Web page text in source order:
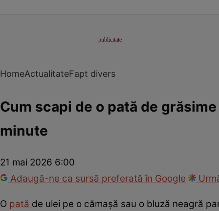
HomeActualitateFapt divers
Cum scapi de o pată de
minute
21 mai 2026 6:00
Adaugă-ne ca sursă preferată în Google
O pată de ulei pe o cămașă sau o bluză neagră